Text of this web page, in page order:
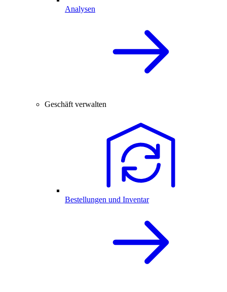
Analysen
Geschäft verwalten
Bestellungen und Inventar